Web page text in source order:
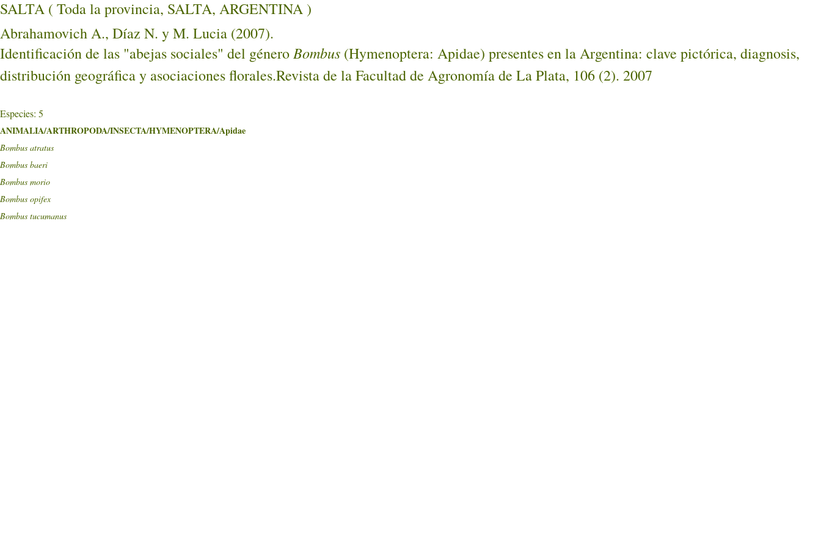
SALTA ( Toda la provincia, SALTA, ARGENTINA )
Abrahamovich A., Díaz N. y M. Lucia (2007).
Identificación de las "abejas sociales" del género Bombus (Hymenoptera: Apidae) presentes en la Argentina: clave pictórica, diagnosis,
distribución geográfica y asociaciones florales.Revista de la Facultad de Agronomía de La Plata, 106 (2). 2007
Especies: 5
ANIMALIA/ARTHROPODA/INSECTA/HYMENOPTERA/Apidae
Bombus atratus
Bombus baeri
Bombus morio
Bombus opifex
Bombus tucumanus